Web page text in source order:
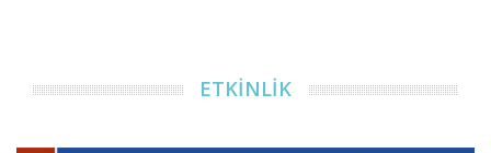
ETKİNLİK